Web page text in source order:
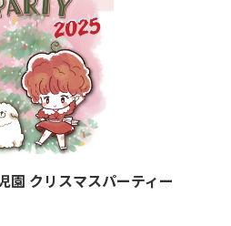
園 クリスマスパーティー